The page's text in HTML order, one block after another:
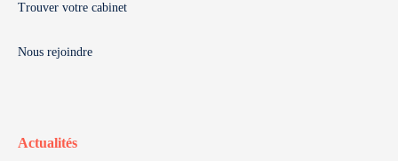
Trouver votre cabinet
Nous rejoindre
Actualités